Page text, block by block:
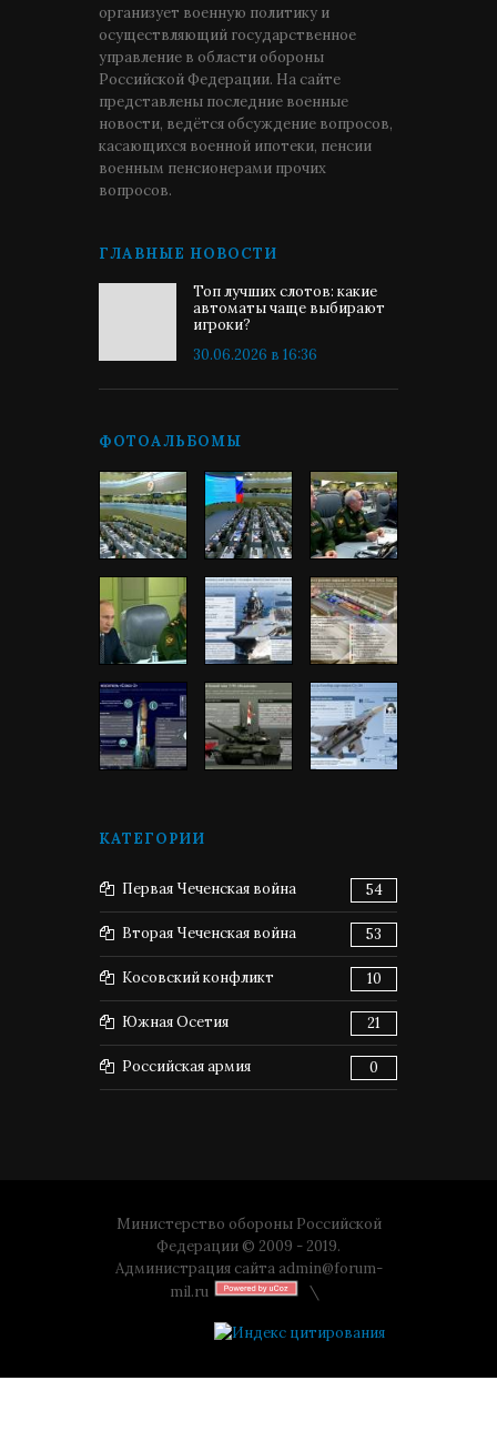
организует военную политику и
осуществляющий государственное
управление в области обороны
Российской Федерации. На сайте
представлены последние военные
новости, ведётся обсуждение вопросов,
касающихся военной ипотеки, пенсии
военным пенсионерами прочих
вопросов.
ГЛАВНЫЕ НОВОСТИ
Топ лучших слотов: какие
автоматы чаще выбирают
игроки?
30.06.2026 в 16:36
ФОТОАЛЬБОМЫ
КАТЕГОРИИ
Первая Чеченская война 54
Вторая Чеченская война 53
Косовский конфликт 10
Южная Осетия 21
Российская армия 0
Министерство обороны Российской
Федерации © 2009 - 2019.
Администрация сайта admin@forum-
mil.ru